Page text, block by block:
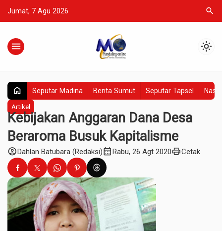
Jumat, 7 Agu 2026 search
menu light_mode
home Seputar Madina Berita Sumut Seputar Tapsel
Artikel
Kebijakan Anggaran Dana Desa
Beraroma Busuk Kapitalisme
account_circleDahlan Batubara (Redaksi)calendar_monthRabu, 26 Agt 2020printCetak